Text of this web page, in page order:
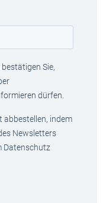
Sie,
dürfen.
abbestellen, indem
Newsletters
Datenschutz